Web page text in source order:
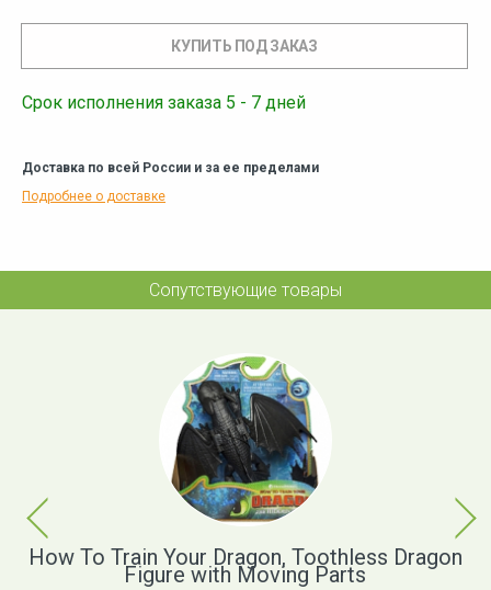
Срок исполнения заказа 5 - 7 дней
Доставка по всей России и за ее пределами
Подробнее о доставке
Сопутствующие товары
Previous
How To Train Your Dragon, Toothless Dragon
Figure with Moving Parts
Next